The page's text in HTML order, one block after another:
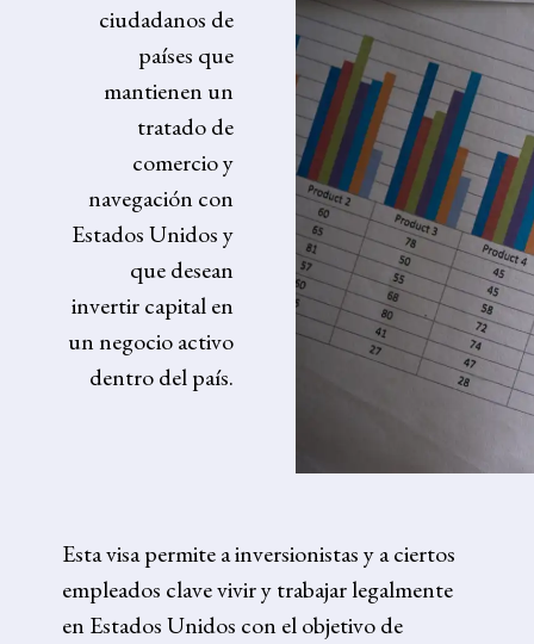
ciudadanos de
países que
mantienen un
tratado de
comercio y
navegación con
Estados Unidos y
que desean
invertir capital en
un negocio activo
dentro del país.
Esta visa permite a inversionistas y a ciertos
empleados clave vivir y trabajar legalmente
en Estados Unidos con el objetivo de